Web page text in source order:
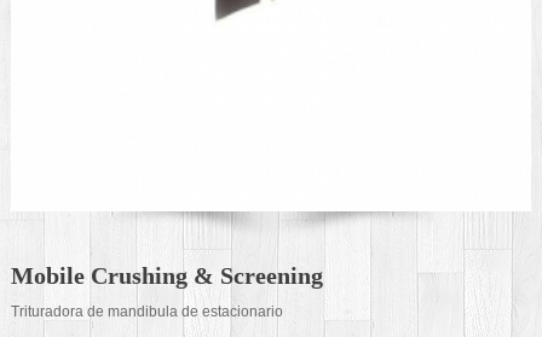
Mobile Crushing & Screening
Trituradora de mandibula de estacionario